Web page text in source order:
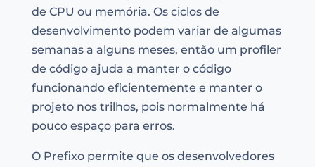
de CPU ou memória. Os ciclos de
desenvolvimento podem variar de algumas
semanas a alguns meses, então um profiler
de código ajuda a manter o código
funcionando eficientemente e manter o
projeto nos trilhos, pois normalmente há
pouco espaço para erros.
O Prefixo permite que os desenvolvedores